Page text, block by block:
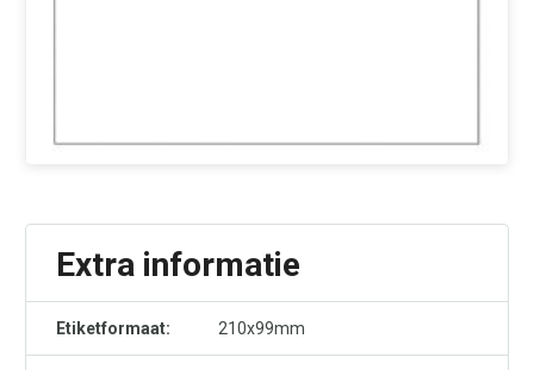
Extra informatie
Etiketformaat: 210x99mm